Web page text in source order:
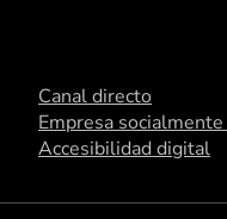
Canal directo
Empresa
Accesibilidad digital